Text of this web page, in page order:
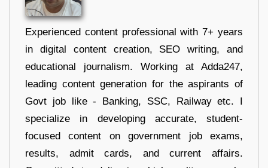
Experienced content professional with 7+ years
in digital content creation, SEO writing, and
educational journalism. Working at Adda247,
leading content generation for the aspirants of
Govt job like - Banking, SSC, Railway etc. I
specialize in developing accurate, student-
focused content on government job exams,
results, admit cards, and current affairs.